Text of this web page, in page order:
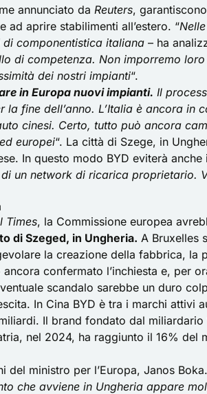
annunciato da Reuters,
ad aprire stabilimenti all’estero. “
componentistica italiana – ha
di competenza. Non imporremo
dei nostri impianti“.
in Europa nuovi impianti. Il
fine dell’anno. L’Italia è ancora in
cinesi. Certo, tutto può ancora
europei“. La città di Szege, in
In questo modo BYD eviterà anche
un network di ricarica proprietario.
Times, la Commissione europea
di Szeged, in Ungheria. A Bruxelles
la creazione della fabbrica, la
confermato l’inchiesta e, per
scandalo sarebbe un duro
In Cina BYD è tra i marchi attivi
Il brand fondato dal
nel 2024, ha raggiunto il 16% del
del ministro per l’Europa, Janos
che avviene in Ungheria appare